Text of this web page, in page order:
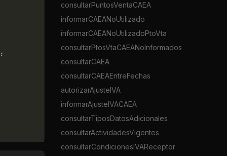
consultarPuntosVentaCAEA
informarCAEANoUtilizado
informarCAEANoUtilizadoPtoVta
consultarPtosVtaCAEANoInformados
consultarCAEA
consultarCAEAEntreFechas
autorizarAjusteIVA
informarAjusteIVACAEA
consultarTiposDatosAdicionales
consultarActividadesVigentes
consultarCondicionesIVAReceptor